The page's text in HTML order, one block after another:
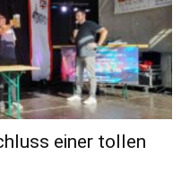
einer tollen